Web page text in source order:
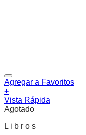
Agregar a Favoritos
+
Vista Rápida
Agotado
L i b r o s